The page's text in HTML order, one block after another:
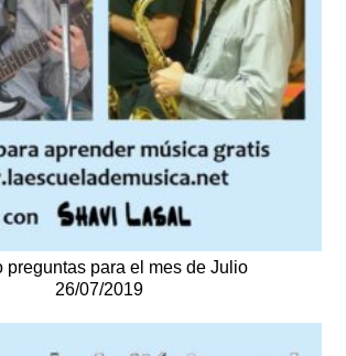
preguntas para el mes de Julio
26/07/2019